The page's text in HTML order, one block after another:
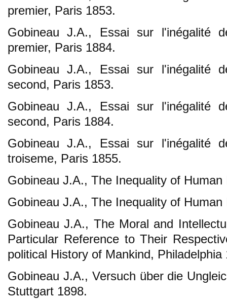
premier, Paris 1853.
Gobineau J.A., Essai sur l'inégalité
premier, Paris 1884.
Gobineau J.A., Essai sur l'inégalité
second, Paris 1853.
Gobineau J.A., Essai sur l'inégalité
second, Paris 1884.
Gobineau J.A., Essai sur l'inégalité
troiseme, Paris 1855.
Gobineau J.A., The Inequality of
Gobineau J.A., The Inequality of
Gobineau J.A., The Moral and
Particular Reference to Their
political History of Mankind, Philadelphia
Gobineau J.A., Versuch über die
Stuttgart 1898.